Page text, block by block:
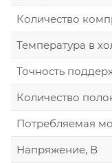
Количество
Температура в
Точность
Количество
Потребляемая
Напряжение, В